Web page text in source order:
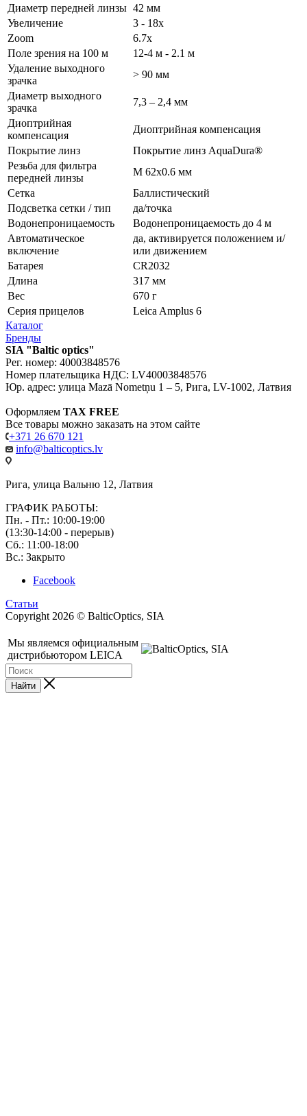
Диаметр передней линзы 42 мм
Увеличение
3 - 18x
Zoom
6.7x
Поле зрения на 100 м
12-4 м - 2.1 м
Удаление выходного
зрачка
> 90 мм
Диаметр выходного
зрачка
7,3 – 2,4 мм
Диоптрийная
компенсация
Диоптрийная компенсация
Покрытие линз
Покрытие линз AquaDura®
Резьба для фильтра
передней линзы
M 62x0.6 мм
Сетка
Баллистический
Подсветка сетки / тип
да/точка
Водонепроницаемость
Водонепроницаемость до 4 м
Автоматическое
включение
да, активируется положением и/
или движением
Батарея
CR2032
Длина
317 мм
Вес
670 г
Серия прицелов
Leica Amplus 6
Каталог
Бренды
SIA "Baltic optics"
Рег. номер: 40003848576
Номер плательщика НДС: LV40003848576
Юр. адрес: улица Mazā Nometņu 1 – 5, Рига, LV-1002, Латвия
Оформляем TAX FREE
Все товары можно заказать на этом сайте
+371 26 670 121
info@balticoptics.lv
Рига, улица Вальню 12, Латвия
ГРАФИК РАБОТЫ:
Пн. - Пт.: 10:00-19:00
(13:30-14:00 - перерыв)
Сб.: 11:00-18:00
Вс.: Закрыто
Facebook
Статьи
Copyright 2026 © BalticOptics, SIA
Мы являемся официальным
дистрибьютором LEICA
Найти